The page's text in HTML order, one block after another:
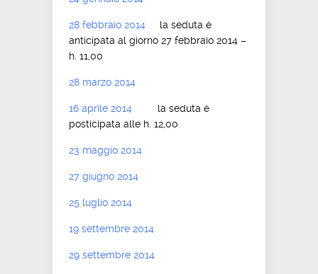
28 febbraio 2014la seduta è
anticipata al giorno 27 febbraio 2014 –
h. 11,00
28 marzo 2014
16 aprile 2014la seduta è
posticipata alle h. 12,00
23 maggio 2014
27 giugno 2014
25 luglio 2014
19 settembre 2014
29 settembre 2014